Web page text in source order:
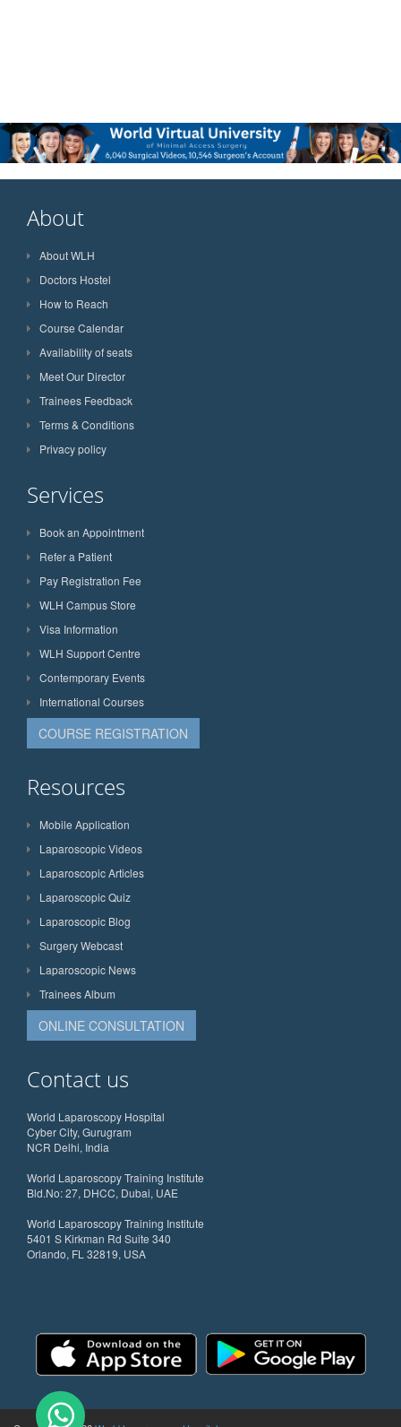
About
About WLH
Doctors Hostel
How to Reach
Course Calendar
Availability of seats
Meet Our Director
Trainees Feedback
Terms & Conditions
Privacy policy
Services
Book an Appointment
Refer a Patient
Pay Registration Fee
WLH Campus Store
Visa Information
WLH Support Centre
Contemporary Events
International Courses
COURSE REGISTRATION
Resources
Mobile Application
Laparoscopic Videos
Laparoscopic Articles
Laparoscopic Quiz
Laparoscopic Blog
Surgery Webcast
Laparoscopic News
Trainees Album
ONLINE CONSULTATION
Contact us
World Laparoscopy Hospital
Cyber City, Gurugram
NCR Delhi, India
World Laparoscopy Training Institute
Bld.No: 27, DHCC, Dubai, UAE
World Laparoscopy Training Institute
5401 S Kirkman Rd Suite 340
Orlando, FL 32819, USA